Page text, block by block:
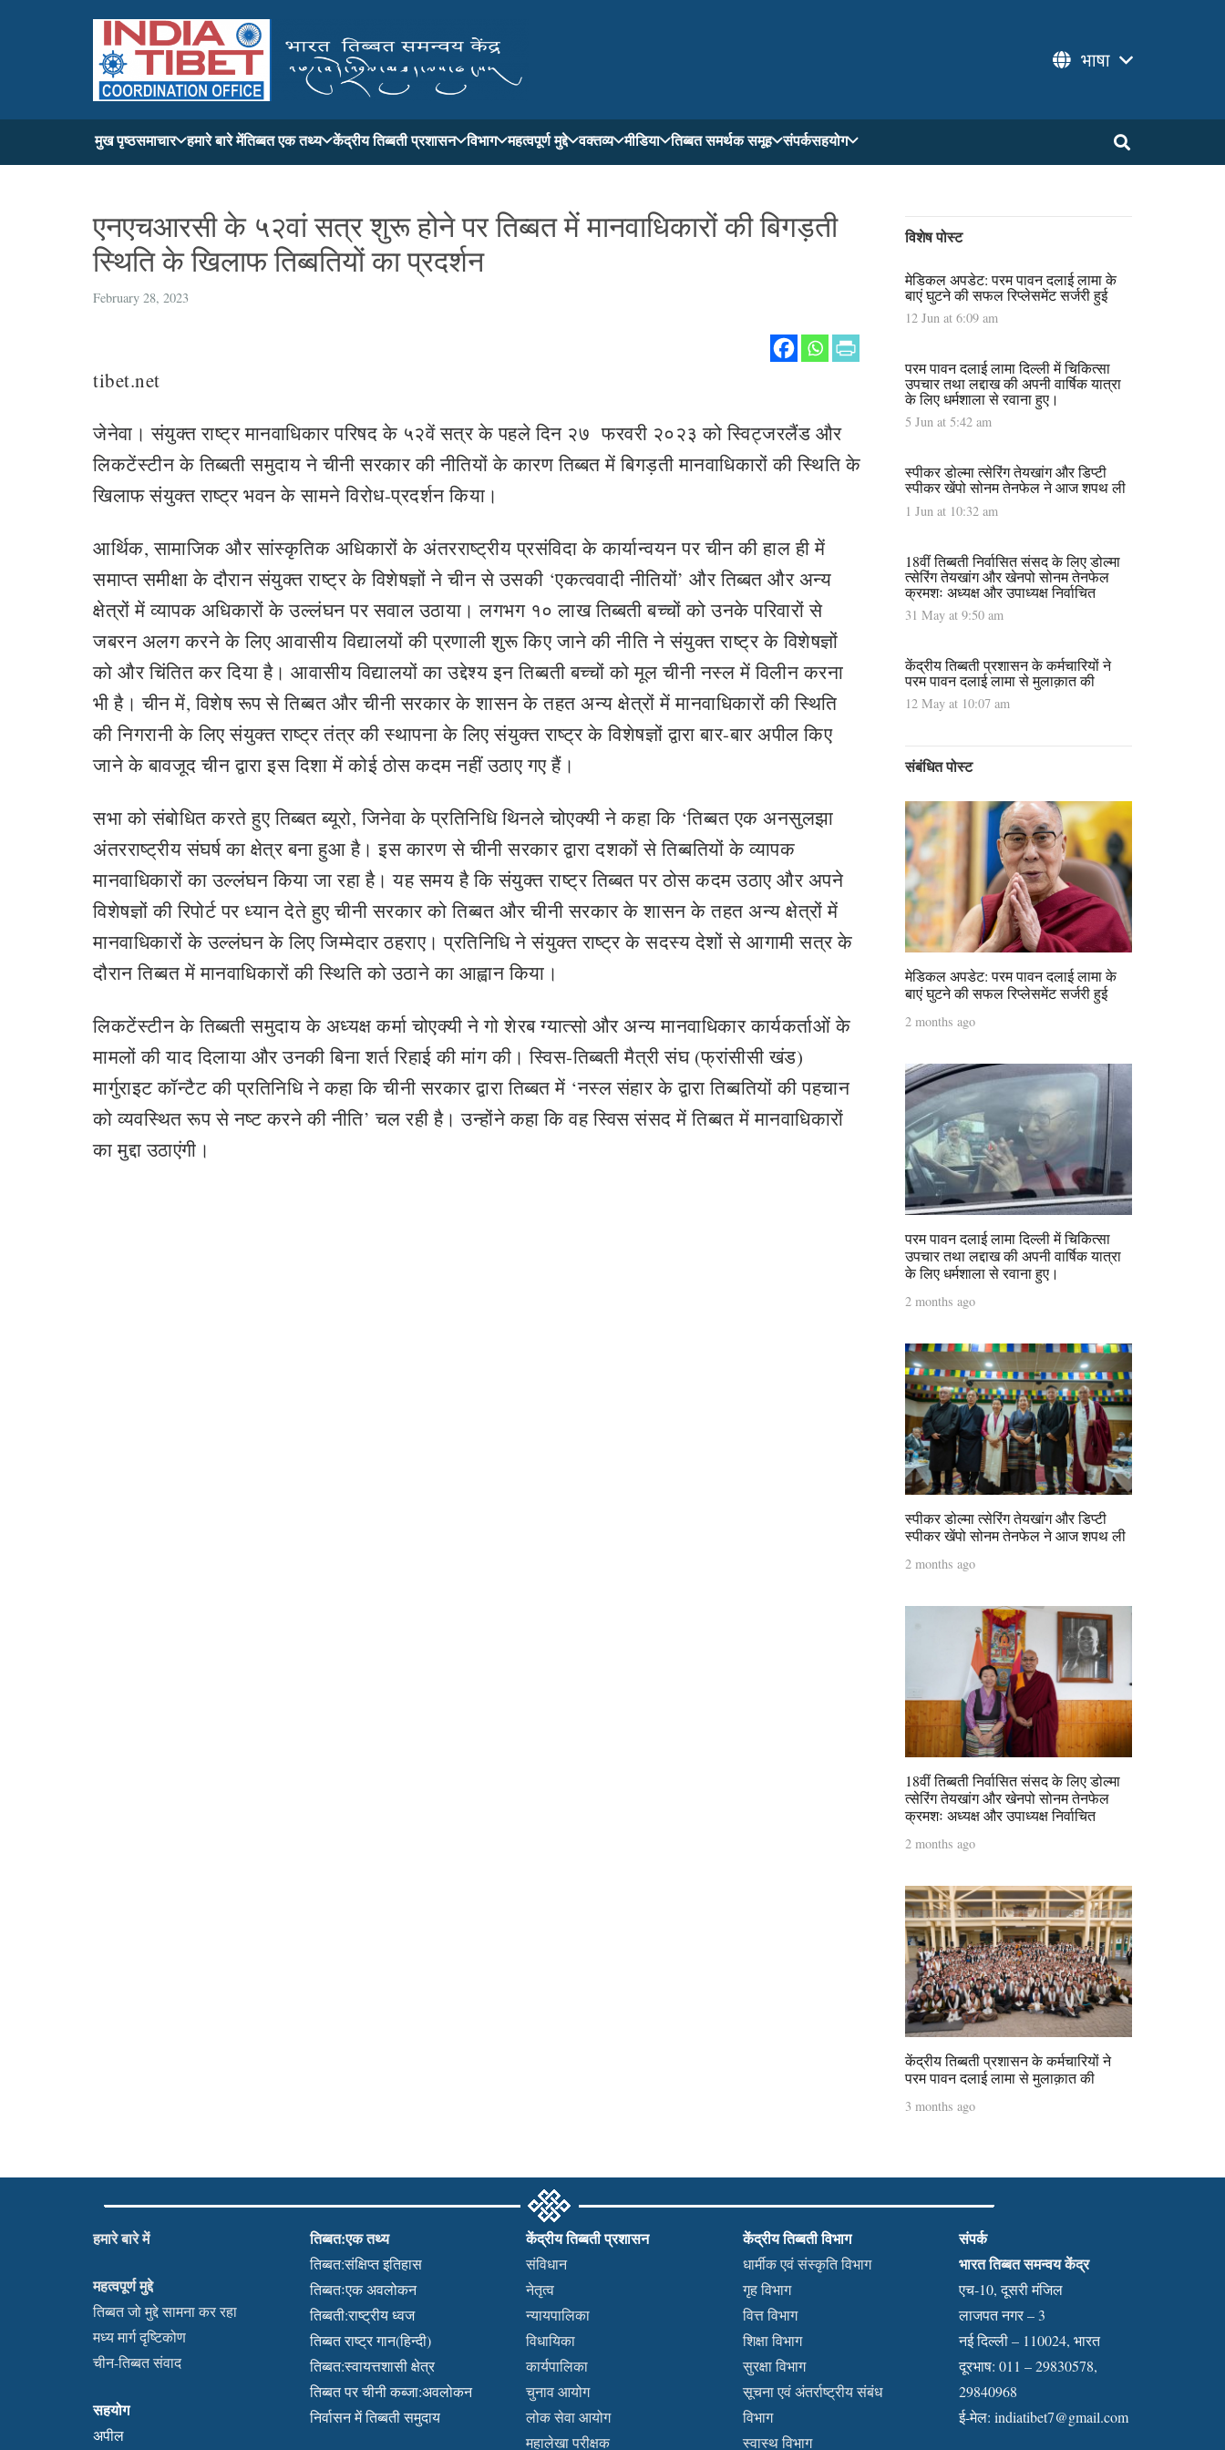
भाषा
मुख पृष्ठसमाचार हमारे बारे मेंतिब्बत एक तथ्य केंद्रीय तिब्बती प्रशासन विभाग महत्वपूर्ण मुद्दे वक्तव्य मीडिया तिब्बत समर्थक समूह संपर्कसहयोग
एनएचआरसी के ५२वां सत्र शुरू होने पर तिब्बत में मानवाधिकारों की बिगड़ती
स्थिति के खिलाफ तिब्बतियों का प्रदर्शन
February 28, 2023
tibet.net
जेनेवा। संयुक्त राष्ट्र मानवाधिकार परिषद के ५२वें सत्र के पहले दिन २७ फरवरी २०२३ को स्विट्जरलैंड और
लिकटेंस्टीन के तिब्बती समुदाय ने चीनी सरकार की नीतियों के कारण तिब्बत में बिगड़ती मानवाधिकारों की स्थिति के
खिलाफ संयुक्त राष्ट्र भवन के सामने विरोध-प्रदर्शन किया।
आर्थिक, सामाजिक और सांस्कृतिक अधिकारों के अंतरराष्ट्रीय प्रसंविदा के कार्यान्वयन पर चीन की हाल ही में
समाप्त समीक्षा के दौरान संयुक्त राष्ट्र के विशेषज्ञों ने चीन से उसकी ‘एकत्ववादी नीतियों’ और तिब्बत और अन्य
क्षेत्रों में व्यापक अधिकारों के उल्लंघन पर सवाल उठाया। लगभग १० लाख तिब्बती बच्चों को उनके परिवारों से
जबरन अलग करने के लिए आवासीय विद्यालयों की प्रणाली शुरू किए जाने की नीति ने संयुक्त राष्ट्र के विशेषज्ञों
को और चिंतित कर दिया है। आवासीय विद्यालयों का उद्देश्य इन तिब्बती बच्चों को मूल चीनी नस्ल में विलीन करना
भी है। चीन में, विशेष रूप से तिब्बत और चीनी सरकार के शासन के तहत अन्य क्षेत्रों में मानवाधिकारों की स्थिति
की निगरानी के लिए संयुक्त राष्ट्र तंत्र की स्थापना के लिए संयुक्त राष्ट्र के विशेषज्ञों द्वारा बार-बार अपील किए
जाने के बावजूद चीन द्वारा इस दिशा में कोई ठोस कदम नहीं उठाए गए हैं।
सभा को संबोधित करते हुए तिब्बत ब्यूरो, जिनेवा के प्रतिनिधि थिनले चोएक्यी ने कहा कि ‘तिब्बत एक अनसुलझा
अंतरराष्ट्रीय संघर्ष का क्षेत्र बना हुआ है। इस कारण से चीनी सरकार द्वारा दशकों से तिब्बतियों के व्यापक
मानवाधिकारों का उल्लंघन किया जा रहा है। यह समय है कि संयुक्त राष्ट्र तिब्बत पर ठोस कदम उठाए और अपने
विशेषज्ञों की रिपोर्ट पर ध्यान देते हुए चीनी सरकार को तिब्बत और चीनी सरकार के शासन के तहत अन्य क्षेत्रों में
मानवाधिकारों के उल्लंघन के लिए जिम्मेदार ठहराए। प्रतिनिधि ने संयुक्त राष्ट्र के सदस्य देशों से आगामी सत्र के
दौरान तिब्बत में मानवाधिकारों की स्थिति को उठाने का आह्वान किया।
लिकटेंस्टीन के तिब्बती समुदाय के अध्यक्ष कर्मा चोएक्यी ने गो शेरब ग्यात्सो और अन्य मानवाधिकार कार्यकर्ताओं के
मामलों की याद दिलाया और उनकी बिना शर्त रिहाई की मांग की। स्विस-तिब्बती मैत्री संघ (फ्रांसीसी खंड)
मार्गुराइट कॉन्टैट की प्रतिनिधि ने कहा कि चीनी सरकार द्वारा तिब्बत में ‘नस्ल संहार के द्वारा तिब्बतियों की पहचान
को व्यवस्थित रूप से नष्ट करने की नीति’ चल रही है। उन्होंने कहा कि वह स्विस संसद में तिब्बत में मानवाधिकारों
का मुद्दा उठाएंगी।
विशेष पोस्ट
मेडिकल अपडेट: परम पावन दलाई लामा के
बाएं घुटने की सफल रिप्लेसमेंट सर्जरी हुई
12 Jun at 6:09 am
परम पावन दलाई लामा दिल्ली में चिकित्सा
उपचार तथा लद्दाख की अपनी वार्षिक यात्रा
के लिए धर्मशाला से रवाना हुए।
5 Jun at 5:42 am
स्पीकर डोल्मा त्सेरिंग तेयखांग और डिप्टी
स्पीकर खेंपो सोनम तेनफेल ने आज शपथ ली
1 Jun at 10:32 am
18वीं तिब्बती निर्वासित संसद के लिए डोल्मा
त्सेरिंग तेयखांग और खेनपो सोनम तेनफेल
क्रमशः अध्यक्ष और उपाध्यक्ष निर्वाचित
31 May at 9:50 am
केंद्रीय तिब्बती प्रशासन के कर्मचारियों ने
परम पावन दलाई लामा से मुलाक़ात की
12 May at 10:07 am
संबंधित पोस्ट
मेडिकल अपडेट: परम पावन दलाई लामा के
बाएं घुटने की सफल रिप्लेसमेंट सर्जरी हुई
2 months ago
परम पावन दलाई लामा दिल्ली में चिकित्सा
उपचार तथा लद्दाख की अपनी वार्षिक यात्रा
के लिए धर्मशाला से रवाना हुए।
2 months ago
स्पीकर डोल्मा त्सेरिंग तेयखांग और डिप्टी
स्पीकर खेंपो सोनम तेनफेल ने आज शपथ ली
2 months ago
18वीं तिब्बती निर्वासित संसद के लिए डोल्मा
त्सेरिंग तेयखांग और खेनपो सोनम तेनफेल
क्रमशः अध्यक्ष और उपाध्यक्ष निर्वाचित
2 months ago
केंद्रीय तिब्बती प्रशासन के कर्मचारियों ने
परम पावन दलाई लामा से मुलाक़ात की
3 months ago
हमारे बारे में
महत्वपूर्ण मुद्दे
तिब्बत जो मुद्दे सामना कर रहा
मध्य मार्ग दृष्टिकोण
चीन-तिब्बत संवाद
सहयोग
अपील
तिब्बत:एक तथ्य
तिब्बत:संक्षिप्त इतिहास
तिब्बतःएक अवलोकन
तिब्बती:राष्ट्रीय ध्वज
तिब्बत राष्ट्र गान(हिन्दी)
तिब्बत:स्वायत्तशासी क्षेत्र
तिब्बत पर चीनी कब्जा:अवलोकन
निर्वासन में तिब्बती समुदाय
केंद्रीय तिब्बती प्रशासन
संविधान
नेतृत्व
न्यायपालिका
विधायिका
कार्यपालिका
चुनाव आयोग
लोक सेवा आयोग
महालेखा परीक्षक
केंद्रीय तिब्बती विभाग
धार्मीक एवं संस्कृति विभाग
गृह विभाग
वित्त विभाग
शिक्षा विभाग
सुरक्षा विभाग
सूचना एवं अंतर्राष्ट्रीय संबंध
विभाग
स्वास्थ विभाग
संपर्क
भारत तिब्बत समन्वय केंद्र
एच-10, दूसरी मंजिल
लाजपत नगर – 3
नई दिल्ली – 110024, भारत
दूरभाष: 011 – 29830578,
29840968
ई-मेल:indiatibet7@gmail.com